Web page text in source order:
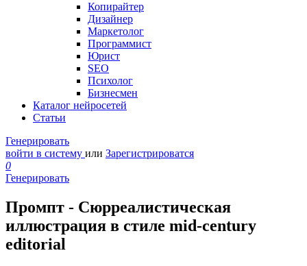
Копирайтер
Дизайнер
Маркетолог
Программист
Юрист
SEO
Психолог
Бизнесмен
Каталог нейросетей
Статьи
Генерировать
войти в систему или Зарегистрироватся
0
Генерировать
Промпт - Сюрреалистическая
иллюстрация в стиле mid-century
editorial